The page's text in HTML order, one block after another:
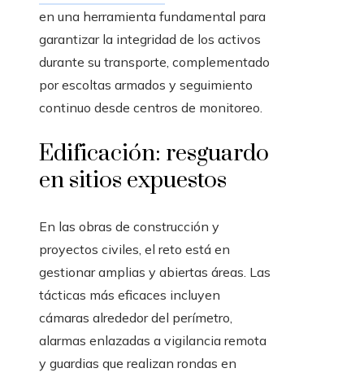
en una herramienta fundamental para
garantizar la integridad de los activos
durante su transporte, complementado
por escoltas armados y seguimiento
continuo desde centros de monitoreo.
Edificación: resguardo
en sitios expuestos
En las obras de construcción y
proyectos civiles, el reto está en
gestionar amplias y abiertas áreas. Las
tácticas más eficaces incluyen
cámaras alrededor del perímetro,
alarmas enlazadas a vigilancia remota
y guardias que realizan rondas en